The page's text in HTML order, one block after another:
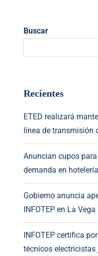
Buscar
Recientes
ETED realizará
línea de transmisión
Anuncian cupos
demanda en
Gobierno anuncia
INFOTEP en La Vega
INFOTEP certifica
técnicos electricistas